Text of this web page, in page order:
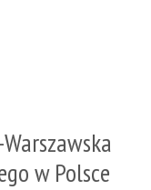
w Polsce